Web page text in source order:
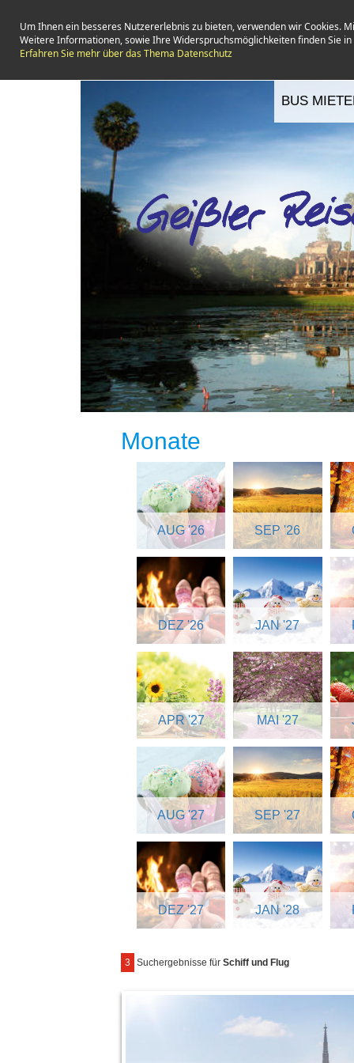
BUS
Monate
AUG '26 SEP '26
DEZ '26 JAN '27
APR '27 MAI '27
AUG '27 SEP '27
DEZ '27 JAN '28
3 Suchergebnisse für Schiff und Flug
Um Ihnen ein besseres Nutzererlebnis zu bieten, verwenden wir Cookies.
Weitere Informationen, sowie Ihre Widerspruchsmöglichkeiten finden Sie
Erfahren Sie mehr über das Thema Datenschutz